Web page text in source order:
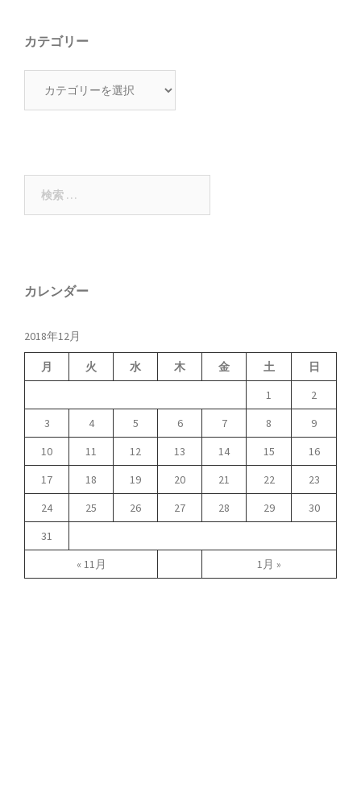
カテゴリー
カレンダー
2018年12月
月 火 水 木 金 土 日
« 11月 1月 »
1
2
3
4 5 6 7 8
9
10
11 12 13 14 15
16
17
18 19 20 21 22
23
24
25 26 27 28 29
30
31